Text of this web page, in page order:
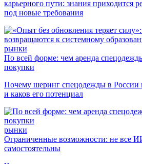
карьерного пути: знания приходится
под новые требования
рынки
По всей форме: чем аренда
покупки
Почему шеринг спецодежды в России
и каков его потенциал
рынки
Ограниченные возможности: не все
самостоятельны